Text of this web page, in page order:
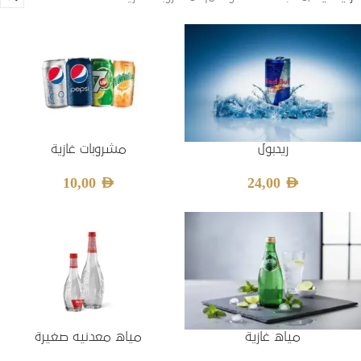
ريدبول
24,00 AED
مشروبات غازية
10,00 AED
مياه غازية مياه معدنيه صغيرة